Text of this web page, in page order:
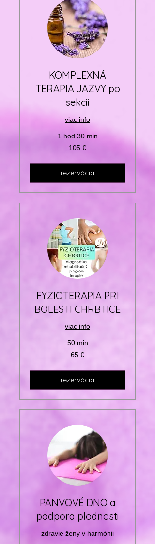
KOMPLEXNÁ
TERAPIA JAZVY po
sekcii
viac info
1 hod 30 min
105 €
rezervácia
FYZIOTERAPIA PRI
BOLESTI CHRBTICE
viac info
50 min
65 €
rezervácia
PANVOVÉ DNO a
podpora plodnosti
zdravie ženy v harmónii